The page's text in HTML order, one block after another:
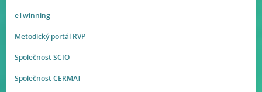
eTwinning
Metodický portál RVP
Společnost SCIO
Společnost CERMAT